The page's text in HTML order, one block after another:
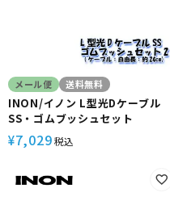
メール便 送料無料
INON/イノン L型光Dケーブル
SS・ゴムブッシュセット
¥7,029税込